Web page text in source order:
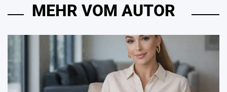
MEHR VOM AUTOR